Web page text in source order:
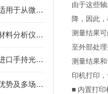
金属元素分析仪光谱仪适用于从微量到高含量元素的宽范围分析
检测数值偏差大？合金材料分析仪常见故障成因与排查方案
烟台锂电池回收产业，进口手持光谱仪废旧电池正极材料价值评估？
合金材料分析仪的核心优势及多场景适配能力
由于这些
降，因此
测量结果
至外部处
测量结果
印机打印
■ 内置打印